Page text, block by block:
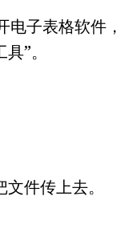
电子表格软件，
”。
件传上去。